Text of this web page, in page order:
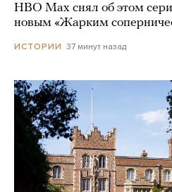
HBO Max снял об этом
новым «Жарким
ИСТОРИИ 37 минут назад